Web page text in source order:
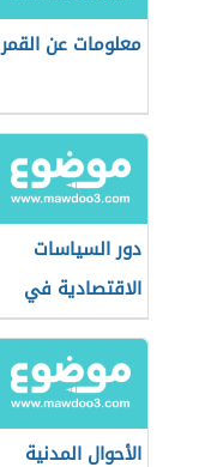
معلومات عن القمر
دور السياسات
الاقتصادية في
تحقيق النمو
الاقتصادي
الأحوال المدنية